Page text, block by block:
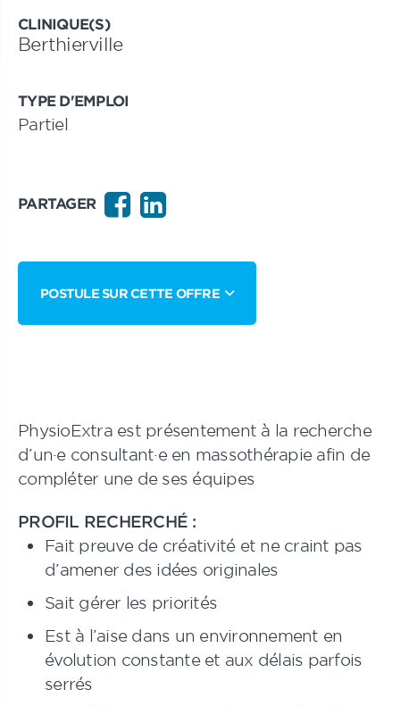
CLINIQUE(S)
Berthierville
TYPE D'EMPLOI
Partiel
PARTAGER
POSTULE SUR CETTE OFFRE
PhysioExtra est présentement à la recherche
d’un·e consultant·e en massothérapie afin de
compléter une de ses équipes
PROFIL RECHERCHÉ :
Fait preuve de créativité et ne craint pas
d’amener des idées originales
Sait gérer les priorités
Est à l’aise dans un environnement en
évolution constante et aux délais parfois
serrés